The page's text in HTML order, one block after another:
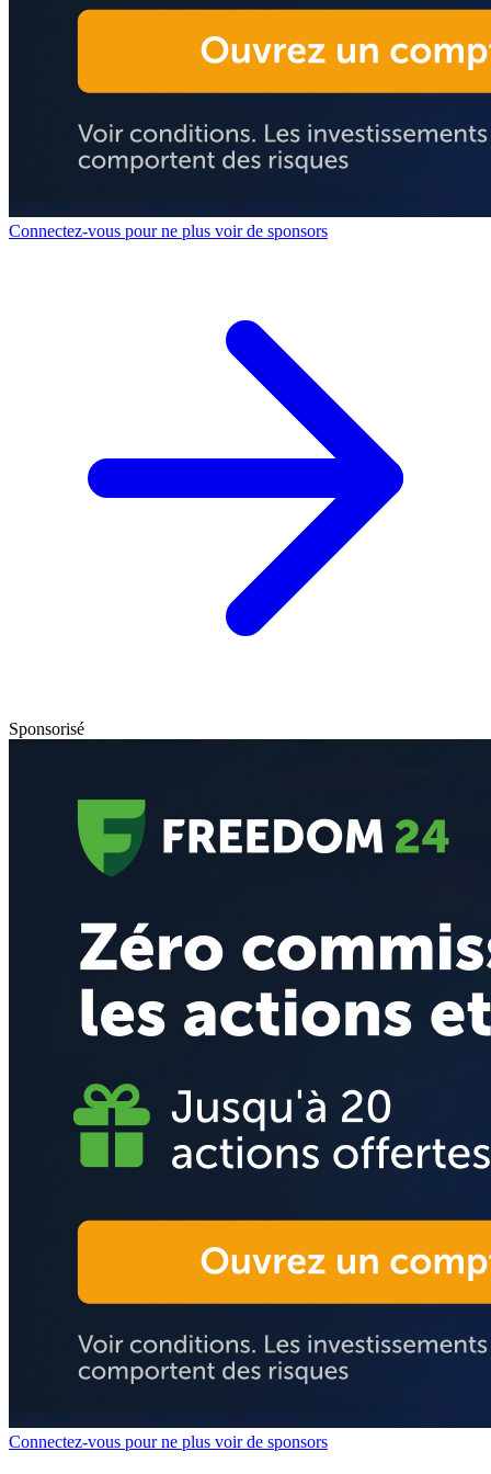
Connectez-vous pour ne plus voir de sponsors
Sponsorisé
Connectez-vous pour ne plus voir de sponsors